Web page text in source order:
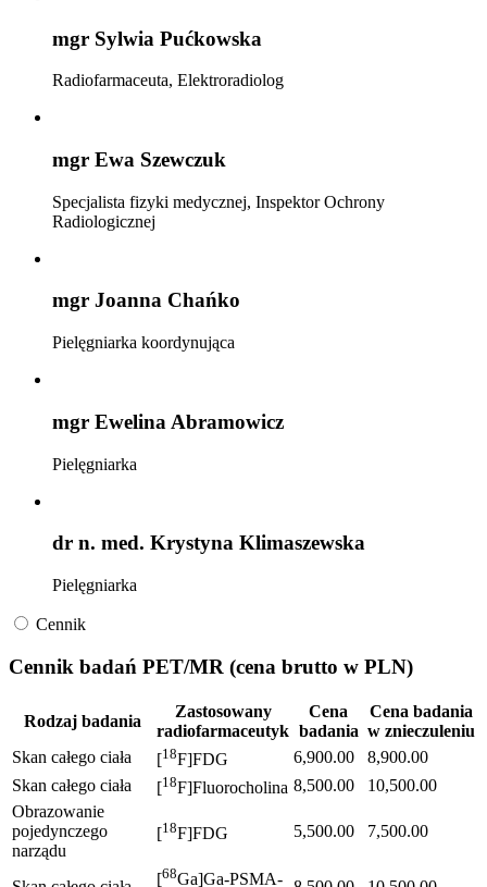
mgr Sylwia Pućkowska
Radiofarmaceuta, Elektroradiolog
mgr Ewa Szewczuk
Specjalista fizyki medycznej, Inspektor Ochrony
Radiologicznej
mgr Joanna Chańko
Pielęgniarka koordynująca
mgr Ewelina Abramowicz
Pielęgniarka
dr n. med. Krystyna Klimaszewska
Pielęgniarka
Cennik
Cennik badań PET/MR (cena brutto w PLN)
Rodzaj badania
Zastosowany
radiofarmaceutyk
Cena
badania
Cena badania
w znieczuleniu
Skan całego ciała
[18F]FDG 6,900.00
8,900.00
Skan całego ciała
[18F]Fluorocholina 8,500.00
10,500.00
Obrazowanie
pojedynczego
narządu
[18F]FDG 5,500.00 7,500.00
[68Ga]Ga-PSMA-